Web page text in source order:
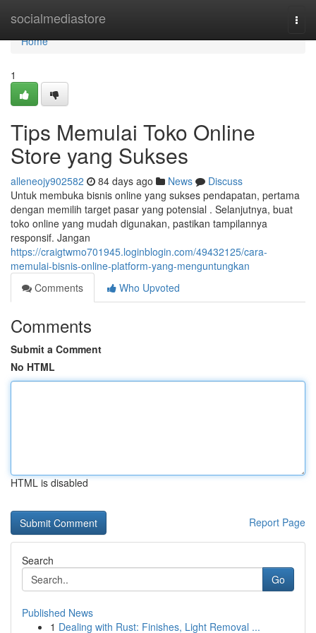
socialmediastore
Home
Home
1
Tips Memulai Toko Online
Store yang Sukses
alleneojy902582 84 days ago News
Discuss
Untuk membuka bisnis online yang sukses pendapatan, pertama
dengan memilih target pasar yang potensial . Selanjutnya, buat
toko online yang mudah digunakan, pastikan tampilannya
responsif. Jangan
https://craigtwmo701945.loginblogin.com/49432125/cara-
memulai-bisnis-online-platform-yang-menguntungkan
Comments
Who Upvoted
Comments
Submit a Comment
No HTML
HTML is disabled
Report Page
Search
Go
Published News
1 Dealing with Rust: Finishes, Light Removal ...